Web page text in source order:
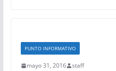
PUNTO INFORMATIVO
mayo 31, 2016 staff